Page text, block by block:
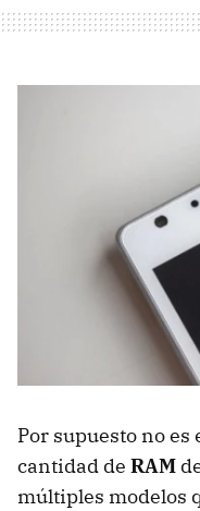
Por supuesto no
cantidad de RAM
múltiples modelos